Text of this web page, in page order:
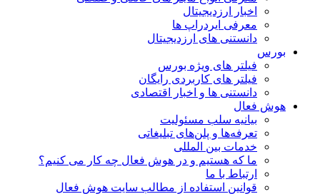
اخبار ارزدیجیتال
معرفی ایردراپ ها
دانستنی های ارزدیجیتال
بورس
فیلتر های ویژه بورس
فیلتر های کاربردی رایگان
دانستنی ها و اخبار اقتصادی
هوش فعال
بیانیه سلب مسئولیت
تعرفه‌ها و پلن‌های تبلیغاتی
خدمات بین المللی
ما که هستیم و در هوش فعال چه کار می کنیم؟
ارتباط با ما
قوانین استفاده از مطالب سایت هوش فعال